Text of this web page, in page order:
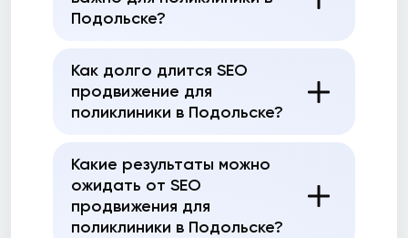
Подольске?
Как долго длится SEO
продвижение для
поликлиники в Подольске?
Какие результаты можно
ожидать от SEO
продвижения для
поликлиники в Подольске?